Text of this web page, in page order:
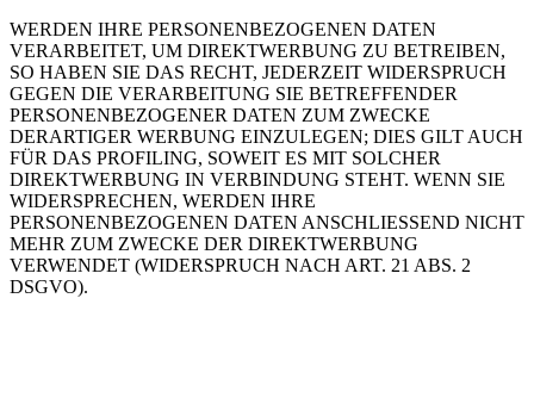
WERDEN IHRE PERSONENBEZOGENEN DATEN
VERARBEITET, UM DIREKTWERBUNG ZU BETREIBEN,
SO HABEN SIE DAS RECHT, JEDERZEIT WIDERSPRUCH
GEGEN DIE VERARBEITUNG SIE BETREFFENDER
PERSONENBEZOGENER DATEN ZUM ZWECKE
DERARTIGER WERBUNG EINZULEGEN; DIES GILT AUCH
FÜR DAS PROFILING, SOWEIT ES MIT SOLCHER
DIREKTWERBUNG IN VERBINDUNG STEHT. WENN SIE
WIDERSPRECHEN, WERDEN IHRE
PERSONENBEZOGENEN DATEN ANSCHLIESSEND NICHT
MEHR ZUM ZWECKE DER DIREKTWERBUNG
VERWENDET (WIDERSPRUCH NACH ART. 21 ABS. 2
DSGVO).